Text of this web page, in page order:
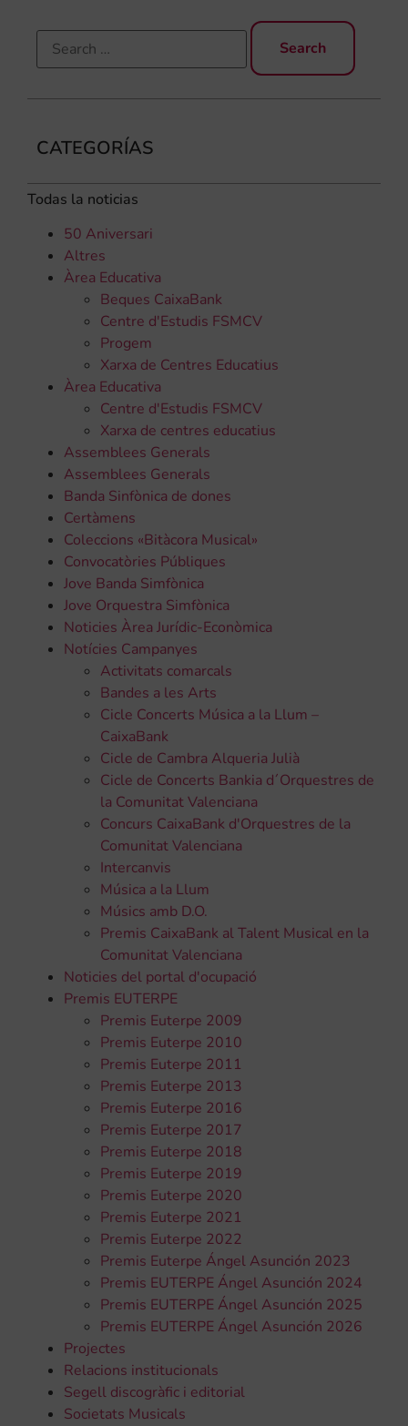
CATEGORÍAS
Todas la noticias
50 Aniversari
Altres
Àrea Educativa
Beques CaixaBank
Centre d'Estudis FSMCV
Progem
Xarxa de Centres Educatius
Àrea Educativa
Centre d'Estudis FSMCV
Xarxa de centres educatius
Assemblees Generals
Assemblees Generals
Banda Sinfònica de dones
Certàmens
Coleccions «Bitàcora Musical»
Convocatòries Públiques
Jove Banda Simfònica
Jove Orquestra Simfònica
Noticies Àrea Jurídic-Econòmica
Notícies Campanyes
Activitats comarcals
Bandes a les Arts
Cicle Concerts Música a la Llum –
CaixaBank
Cicle de Cambra Alqueria Julià
Cicle de Concerts Bankia d´Orquestres de
la Comunitat Valenciana
Concurs CaixaBank d'Orquestres de la
Comunitat Valenciana
Intercanvis
Música a la Llum
Músics amb D.O.
Premis CaixaBank al Talent Musical en la
Comunitat Valenciana
Noticies del portal d'ocupació
Premis EUTERPE
Premis Euterpe 2009
Premis Euterpe 2010
Premis Euterpe 2011
Premis Euterpe 2013
Premis Euterpe 2016
Premis Euterpe 2017
Premis Euterpe 2018
Premis Euterpe 2019
Premis Euterpe 2020
Premis Euterpe 2021
Premis Euterpe 2022
Premis Euterpe Ángel Asunción 2023
Premis EUTERPE Ángel Asunción 2024
Premis EUTERPE Ángel Asunción 2025
Premis EUTERPE Ángel Asunción 2026
Projectes
Relacions institucionals
Segell discogràfic i editorial
Societats Musicals